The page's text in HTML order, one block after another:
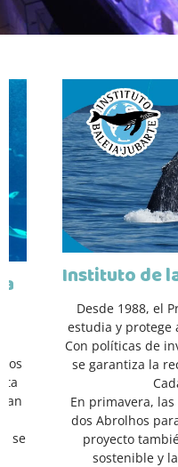
los
se
Instituto de
Desde 1988, el
estudia y protege
Con políticas de
se garantiza la
En primavera,
dos Abrolhos
proyecto
sostenible y